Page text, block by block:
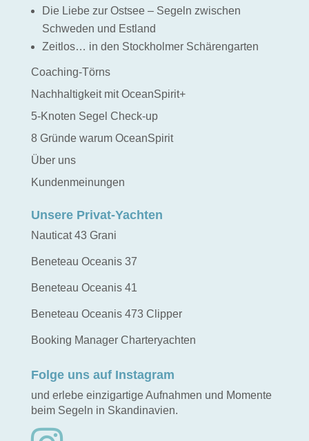
Die Liebe zur Ostsee – Segeln zwischen
Schweden und Estland
Zeitlos… in den Stockholmer Schärengarten
Coaching-Törns
Nachhaltigkeit mit OceanSpirit+
5-Knoten Segel Check-up
8 Gründe warum OceanSpirit
Über uns
Kundenmeinungen
Unsere Privat-Yachten
Nauticat 43 Grani
Beneteau Oceanis 37
Beneteau Oceanis 41
Beneteau Oceanis 473 Clipper
Booking Manager Charteryachten
Folge uns auf Instagram
und erlebe einzigartige Aufnahmen und Momente
beim Segeln in Skandinavien.